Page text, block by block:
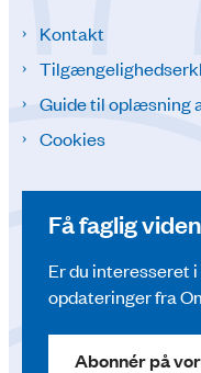
Kontakt
Guide til oplæsning
Cookies
Få faglig
Er du interesseret
opdateringer fra
Abonnér på